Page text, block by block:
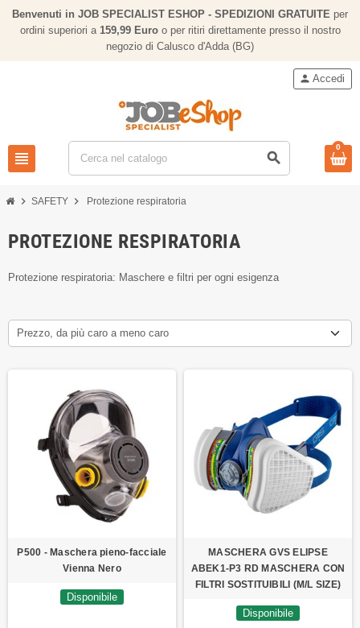
Benvenuti in JOB SPECIALIST ESHOP - SPEDIZIONI GRATUITE per
ordini superiori a 159,99 Euro o per ritiri direttamente presso il nostro
negozio di Calusco d'Adda (BG)
view_headline search
person Accedi
0
chevron_right SAFETY chevron_right Protezione respiratoria
PROTEZIONE RESPIRATORIA
Protezione respiratoria: Maschere e filtri per ogni esigenza
Prezzo, da più caro a meno caro
P500 - Maschera pieno-facciale
Vienna Nero
Disponibile
MASCHERA GVS ELIPSE
ABEK1-P3 RD MASCHERA CON
FILTRI SOSTITUIBILI (M/L SIZE)
Disponibile